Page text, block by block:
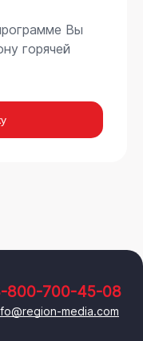
Вы
горячей
800-700-45-08
media.com